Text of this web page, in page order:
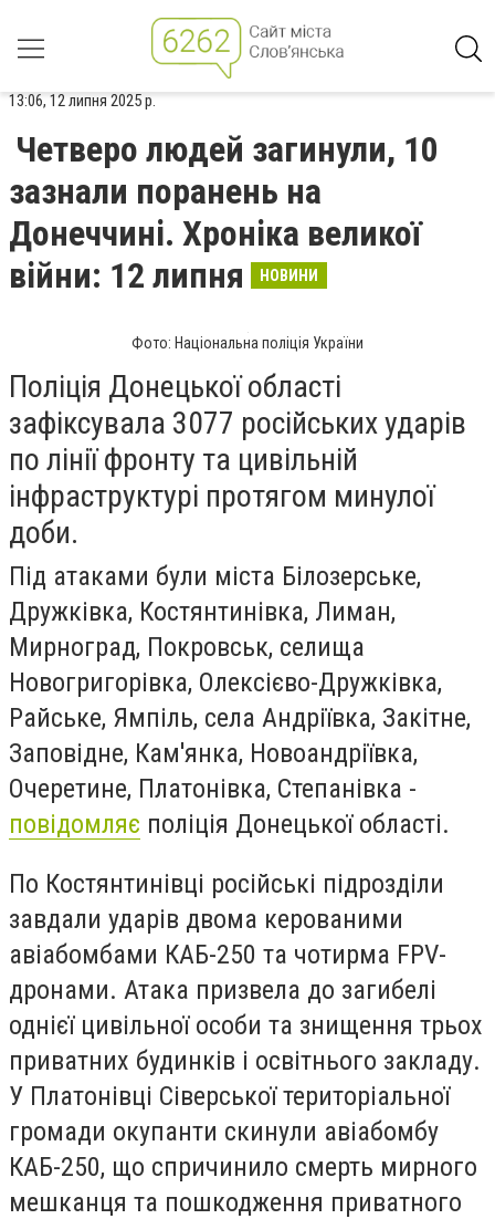
13:06, 12 липня 2025 р.
Четверо людей загинули, 10
зазнали поранень на
Донеччині. Хроніка великої
війни: 12 липня
НОВИНИ
Фото: Національна поліція України
Поліція Донецької області
зафіксувала 3077 російських ударів
по лінії фронту та цивільній
інфраструктурі протягом минулої
доби.
Під атаками були міста Білозерське,
Дружківка, Костянтинівка, Лиман,
Мирноград, Покровськ, селища
Новогригорівка, Олексієво-Дружківка,
Райське, Ямпіль, села Андріївка, Закітне,
Заповідне, Кам'янка, Новоандріївка,
Очеретине, Платонівка, Степанівка -
повідомляє поліція Донецької області.
По Костянтинівці російські підрозділи
завдали ударів двома керованими
авіабомбами КАБ-250 та чотирма FPV-
дронами. Атака призвела до загибелі
однієї цивільної особи та знищення трьох
приватних будинків і освітнього закладу.
У Платонівці Сіверської територіальної
громади окупанти скинули авіабомбу
КАБ-250, що спричинило смерть мирного
мешканця та пошкодження приватного